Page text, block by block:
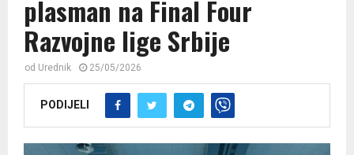
plasman na Final Four
Razvojne lige Srbije
od Urednik 25/05/2026
PODIJELI